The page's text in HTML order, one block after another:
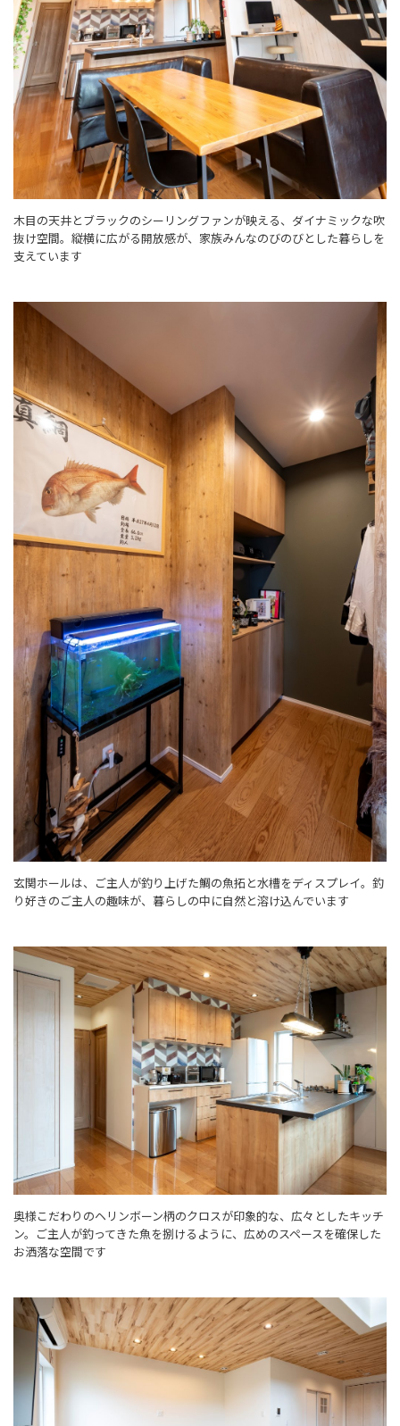
木目の天井とブラックのシーリングファンが映える、ダイナミックな吹
抜け空間。縦横に広がる開放感が、家族みんなのびのびとした暮らしを
支えています
玄関ホールは、ご主人が釣り上げた鯛の魚拓と水槽をディスプレイ。釣
り好きのご主人の趣味が、暮らしの中に自然と溶け込んでいます
奥様こだわりのヘリンボーン柄のクロスが印象的な、広々としたキッチ
ン。ご主人が釣ってきた魚を捌けるように、広めのスペースを確保した
お洒落な空間です